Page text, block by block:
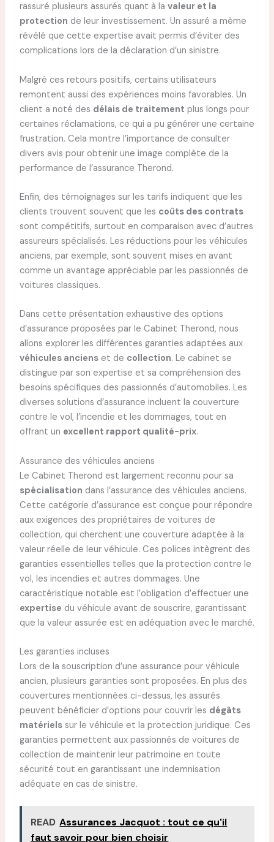
rassuré plusieurs assurés quant à la valeur et la
protection de leur investissement. Un assuré a même
révélé que cette expertise avait permis d’éviter des
complications lors de la déclaration d’un sinistre.
Malgré ces retours positifs, certains utilisateurs
remontent aussi des expériences moins favorables. Un
client a noté des délais de traitement plus longs pour
certaines réclamations, ce qui a pu générer une certaine
frustration. Cela montre l’importance de consulter
divers avis pour obtenir une image complète de la
performance de l’assurance Therond.
Enfin, des témoignages sur les tarifs indiquent que les
clients trouvent souvent que les coûts des contrats
sont compétitifs, surtout en comparaison avec d’autres
assureurs spécialisés. Les réductions pour les véhicules
anciens, par exemple, sont souvent mises en avant
comme un avantage appréciable par les passionnés de
voitures classiques.
Dans cette présentation exhaustive des options
d’assurance proposées par le Cabinet Therond, nous
allons explorer les différentes garanties adaptées aux
véhicules ancienset de collection. Le cabinet se
distingue par son expertise et sa compréhension des
besoins spécifiques des passionnés d’automobiles. Les
diverses solutions d’assurance incluent la couverture
contre le vol, l’incendie et les dommages, tout en
offrant un excellent rapport qualité-prix.
Assurance des véhicules anciens
Le Cabinet Therond est largement reconnu pour sa
spécialisation dans l’assurance des véhicules anciens.
Cette catégorie d’assurance est conçue pour répondre
aux exigences des propriétaires de voitures de
collection, qui cherchent une couverture adaptée à la
valeur réelle de leur véhicule. Ces polices intègrent des
garanties essentielles telles que la protection contre le
vol, les incendies et autres dommages. Une
caractéristique notable est l’obligation d’effectuer une
expertise du véhicule avant de souscrire, garantissant
que la valeur assurée est en adéquation avec le marché.
Les garanties incluses
Lors de la souscription d’une assurance pour véhicule
ancien, plusieurs garanties sont proposées. En plus des
couvertures mentionnées ci-dessus, les assurés
peuvent bénéficier d’options pour couvrir les dégâts
matérielssur le véhicule et la protection juridique. Ces
garanties permettent aux passionnés de voitures de
collection de maintenir leur patrimoine en toute
sécurité tout en garantissant une indemnisation
adéquate en cas de sinistre.
READ Assurances Jacquot : tout ce qu'il
faut savoir pour bien choisir